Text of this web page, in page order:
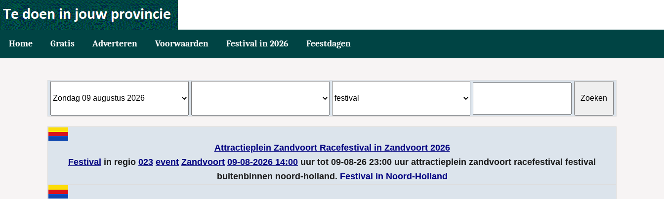
Home Gratis Adverteren Voorwaarden Festival in 2026 Feestdagen
Attractieplein Zandvoort Racefestival in Zandvoort 2026
Festival in regio 023 event Zandvoort 09-08-2026 14:00 uur tot 09-08-26 23:00 uur attractieplein zandvoort racefestival festival
buitenbinnen noord-holland. Festival in Noord-Holland